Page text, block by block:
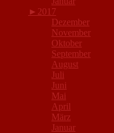
► 2017
Dezember
November
Oktober
September
August
Juli
Juni
Mai
April
März
Januar